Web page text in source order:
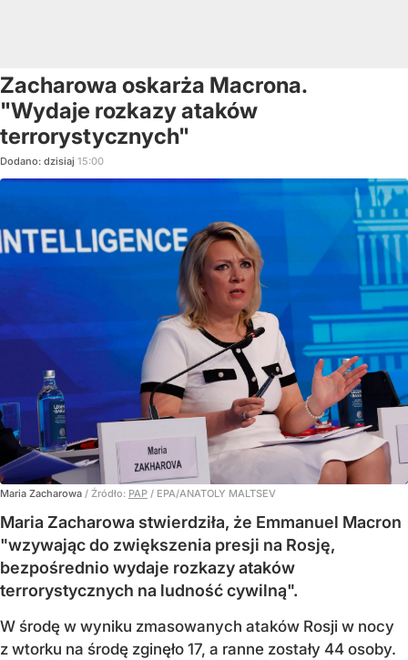
Zacharowa oskarża Macrona.
"Wydaje rozkazy ataków
terrorystycznych"
Dodano: dzisiaj 15:00
Maria Zacharowa / Źródło: PAP / EPA/ANATOLY MALTSEV
Maria Zacharowa stwierdziła, że Emmanuel Macron
"wzywając do zwiększenia presji na Rosję,
bezpośrednio wydaje rozkazy ataków
terrorystycznych na ludność cywilną".
W środę w wyniku zmasowanych ataków Rosji w nocy
z wtorku na środę zginęło 17, a ranne zostały 44 osoby.